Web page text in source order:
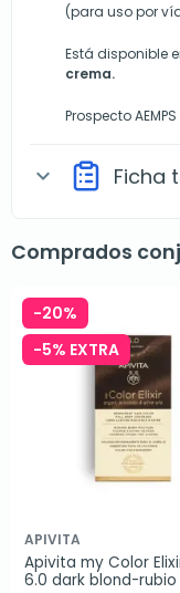
(para uso por
Está disponible
crema.
Prospecto
expand_more Ficha
Comprados
-20%
-5% EXTRA
APIVITA
Apivita my Color
6.0 dark blond-rubio